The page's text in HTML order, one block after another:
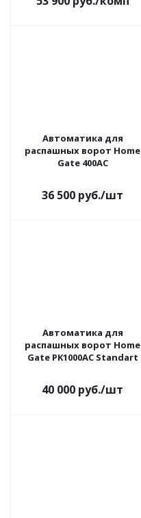
Автоматика для
распашных ворот Home
Gate 400AC
36 500 руб./шт
Автоматика для
распашных ворот Home
Gate PK1000AC Standart
40 000 руб./шт